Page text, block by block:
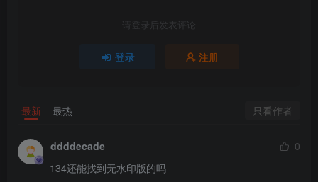
[MiiTao蜜桃社] 2016.10.24 VOL.034 Rola
[MiiTao蜜桃社] 2016.10.09 VOL.032 Rola [65+1P]
[MiiTao蜜桃社] 2016.09.17 VOL.029 初月
[MiiTao蜜桃社] 2016.09.05 VOL.028 智媛
[MiiTao蜜桃社] 2016.08.29 VOL.027 真希
[MiiTao蜜桃社] 2016.08.22 VOL.026 真希
请登录后发表评论
登录 注册
最新 最热 只看作者
ddddecade
0
134还能找到无水印版的吗